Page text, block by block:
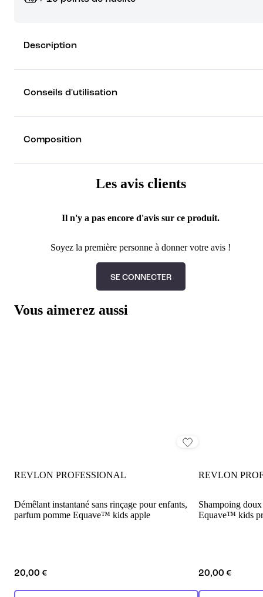
rêver !
Découvrez les récompenses
Description
Conseils d'utilisation
Composition
Les avis clients
Il n'y a pas encore d'avis sur ce produit.
Soyez la première personne à donner votre avis !
SE CONNECTER
Vous aimerez aussi
REVLON PROFESSIONAL
Démêlant instantané sans rinçage pour enfants,
parfum pomme Equave™ kids apple
20,00 €
REVLON
Shampoing
Equave™ kids
20,00 €